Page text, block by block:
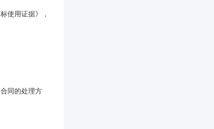
使用证据》，
同的处理方